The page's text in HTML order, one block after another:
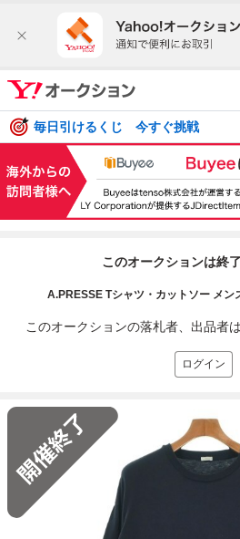
毎日引けるくじ 今すぐ挑戦
このオークションは終
A.PRESSE Tシャツ・カットソー メ
このオークションの落札者、出品者
ログイン